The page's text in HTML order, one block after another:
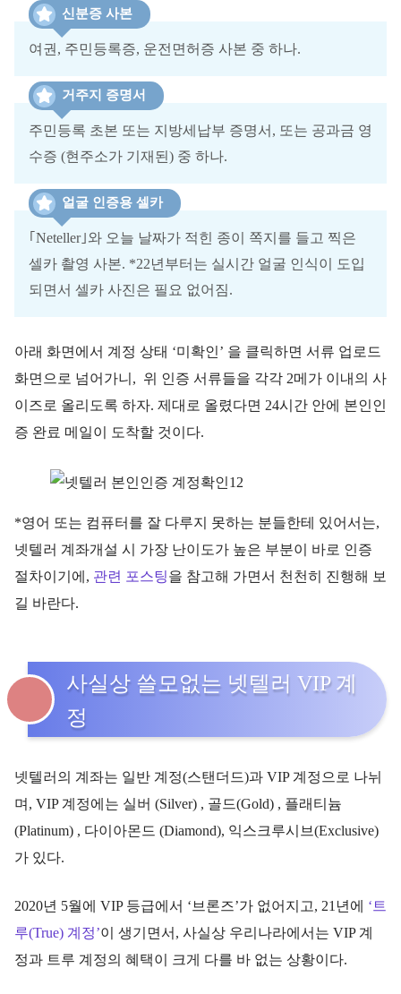
신분증 사본
여권, 주민등록증, 운전면허증 사본 중 하나.
거주지 증명서
주민등록 초본 또는 지방세납부 증명서, 또는 공과금 영
수증 (현주소가 기재된) 중 하나.
얼굴 인증용 셀카
｢Neteller｣와 오늘 날짜가 적힌 종이 쪽지를 들고 찍은
셀카 촬영 사본. *22년부터는 실시간 얼굴 인식이 도입
되면서 셀카 사진은 필요 없어짐.
아래 화면에서 계정 상태 ‘미확인’ 을 클릭하면 서류 업로드
화면으로 넘어가니, 위 인증 서류들을 각각 2메가 이내의 사
이즈로 올리도록 하자. 제대로 올렸다면 24시간 안에 본인인
증 완료 메일이 도착할 것이다.
*영어 또는 컴퓨터를 잘 다루지 못하는 분들한테 있어서는,
넷텔러 계좌개설 시 가장 난이도가 높은 부분이 바로 인증
절차이기에, 관련 포스팅을 참고해 가면서 천천히 진행해 보
길 바란다.
사실상 쓸모없는 넷텔러 VIP 계
정
넷텔러의 계좌는 일반 계정(스탠더드)과 VIP 계정으로 나뉘
며, VIP 계정에는 실버 (Silver) , 골드(Gold) , 플래티늄
(Platinum) , 다이아몬드 (Diamond), 익스크루시브(Exclusive)
가 있다.
2020년 5월에 VIP 등급에서 ‘브론즈’가 없어지고, 21년에 ‘트
루(True) 계정’이 생기면서, 사실상 우리나라에서는 VIP 계
정과 트루 계정의 혜택이 크게 다를 바 없는 상황이다.